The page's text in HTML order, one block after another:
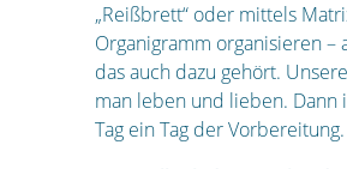
„Reißbrett“ oder mittels
Organigramm organisieren –
das auch dazu gehört.
man leben und lieben. Dann
Tag ein Tag der Vorbereitung.